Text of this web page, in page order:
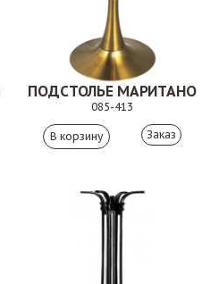
ПОДСТОЛЬЕ МАРИТАНО
085-413
Заказ